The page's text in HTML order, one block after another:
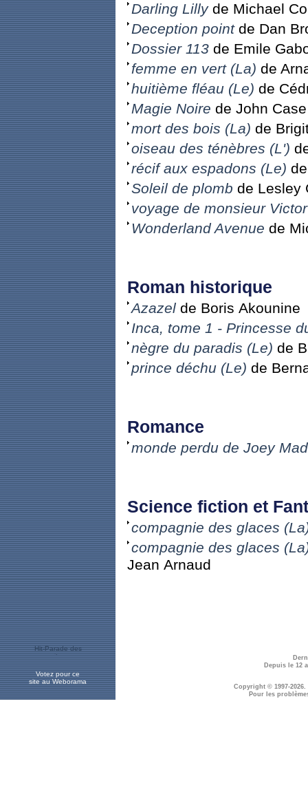
Darling Lillyde Michael
Deception pointde Dan
Dossier 113de Emile
femme en vert (La) de
huitième fléau (Le) de
Magie Noire de John Case
mort des bois (La) de
oiseau des ténèbres (L')
récif aux espadons (Le)
Soleil de plomb de Lesley
voyage de monsieur
Wonderland Avenue de
Roman historique
Azazelde Boris Akounine
Inca, tome 1 - Princesse
nègre du paradis (Le) de
prince déchu (Le) de
Romance
monde perdu de Joey
Science fiction et
compagnie des glaces
compagnie des glaces
Jean Arnaud
Votez pour ce
site au Weborama
Depuis le 12
Copyright © 1997-2026.
Pour les